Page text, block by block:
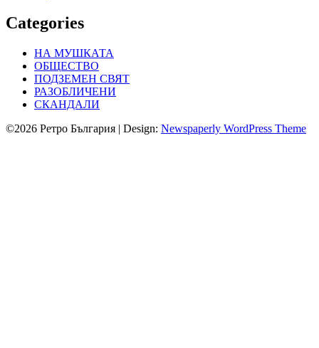
Categories
НА МУШКАТА
ОБЩЕСТВО
ПОДЗЕМЕН СВЯТ
РАЗОБЛИЧЕНИ
СКАНДАЛИ
©2026 Ретро България | Design: Newspaperly WordPress Theme